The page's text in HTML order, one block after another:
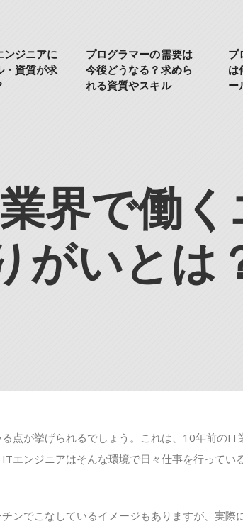
ンジニアに
・資質が求
プログラマーの需要は
今後どうなる？求めら
れる資質やスキル
プ
は
ー
界で働
がいとは
点が挙げられるでしょう。これは、10年前のIT
エンジニアはそんな環境で日々仕事を行ってい
ンでこなしているイメージもありますが、実際